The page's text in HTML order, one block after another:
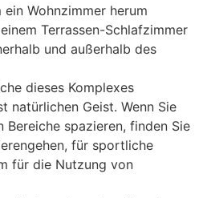
Wohnzimmer herum
Terrassen-Schlafzimmer
und außerhalb des
dieses Komplexes
natürlichen Geist. Wenn Sie
Bereiche spazieren, finden Sie
für sportliche
für die Nutzung von